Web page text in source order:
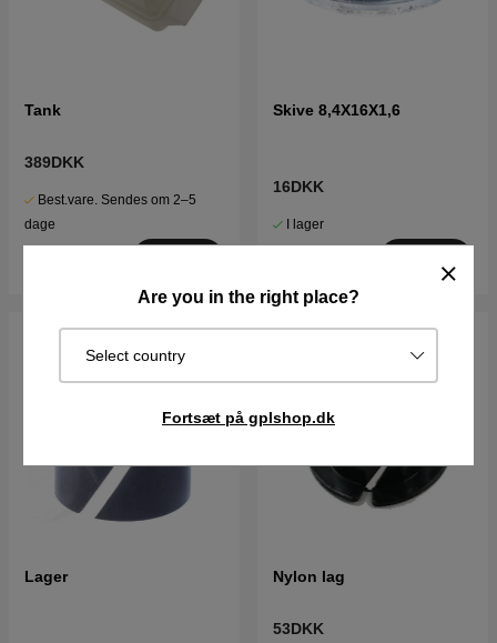
Are you in the right place?
Select country
Fortsæt på gplshop.dk
Tank
389DKK
Best.vare. Sendes om 2–5
dage
Skive 8,4X16X1,6
16DKK
I lager
Lager Nylon lag
53DKK